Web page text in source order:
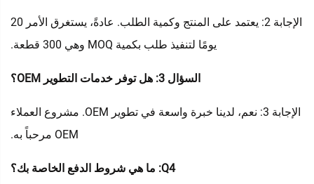
الإجابة 2: يعتمد على المنتج وكمية الطلب. عادةً، يستغرق الأمر 20
يومًا لتنفيذ طلب بكمية MOQ وهي 300 قطعة.
السؤال 3: هل توفر خدمات التطوير OEM؟
الإجابة 3: نعم، لدينا خبرة واسعة في تطوير OEM. مشروع العملاء
OEM مرحباً به.
Q4: ما هي شروط الدفع الخاصة بك؟